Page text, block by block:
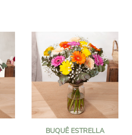
BUQUÊ ESTRELLA